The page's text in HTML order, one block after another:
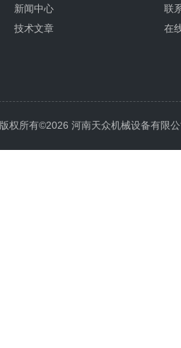
新闻中心
技术文章
联
在
版权所有©2026 河南天众机械设备有限